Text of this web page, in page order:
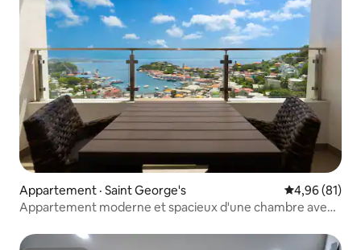
Appartement · Saint George's Note
4,96 (81)
Appartement moderne et spacieux d'une chambre avec